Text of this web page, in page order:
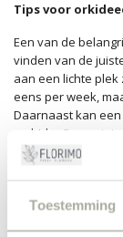
Toestemming
Tips voor
Een van de
vinden van de
aan een lichte
eens per week,
Daarnaast kan
Vergeet niet dat
advies en tips om